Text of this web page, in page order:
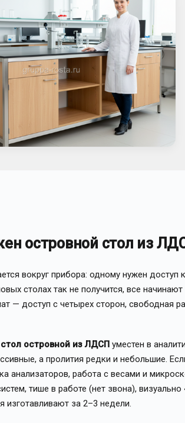
островной стол из
вокруг прибора: одному нужен
столах так не получится, все
— доступ с четырех сторон, свободная
островной из ЛДСП уместен в
а пролития редки и небольшие.
анализаторов, работа с весами и
тише в работе (нет звона),
изготавливают за 2–3 недели.